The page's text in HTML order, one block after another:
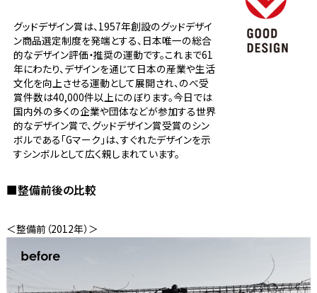
グッドデザイン賞は、1957年創設のグッドデザイ
ン商品選定制度を発端とする、日本唯一の総合
的なデザイン評価・推奨の運動です。これまで61
年にわたり、デザインを通じて日本の産業や生活
文化を向上させる運動として展開され、のべ受
賞件数は40,000件以上にのぼります。今日では
国内外の多くの企業や団体などが参加する世界
的なデザイン賞で、グッドデザイン賞受賞のシン
ボルである「Gマーク」は、すぐれたデザインを示
すシンボルとして広く親しまれています。
■整備前後の比較
＜整備前（2012年）＞